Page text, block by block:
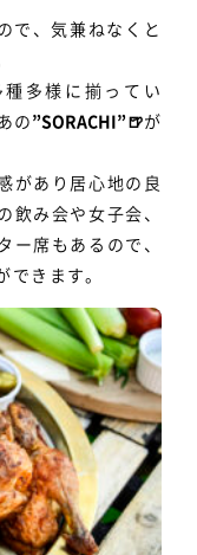
で、気兼ねなくと
多様に揃ってい
の ”SORACHI”🍺が
があり居心地の良
飲み会や女子会、
ー席もあるので、
できます。